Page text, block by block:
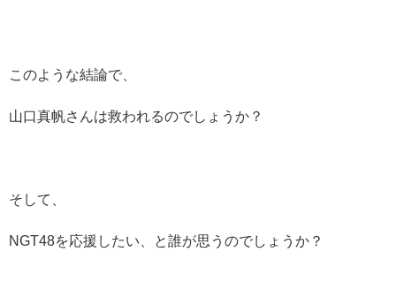
このような結論で、
山口真帆さんは救われるのでしょうか？
そして、
NGT48を応援したい、と誰が思うのでしょうか？